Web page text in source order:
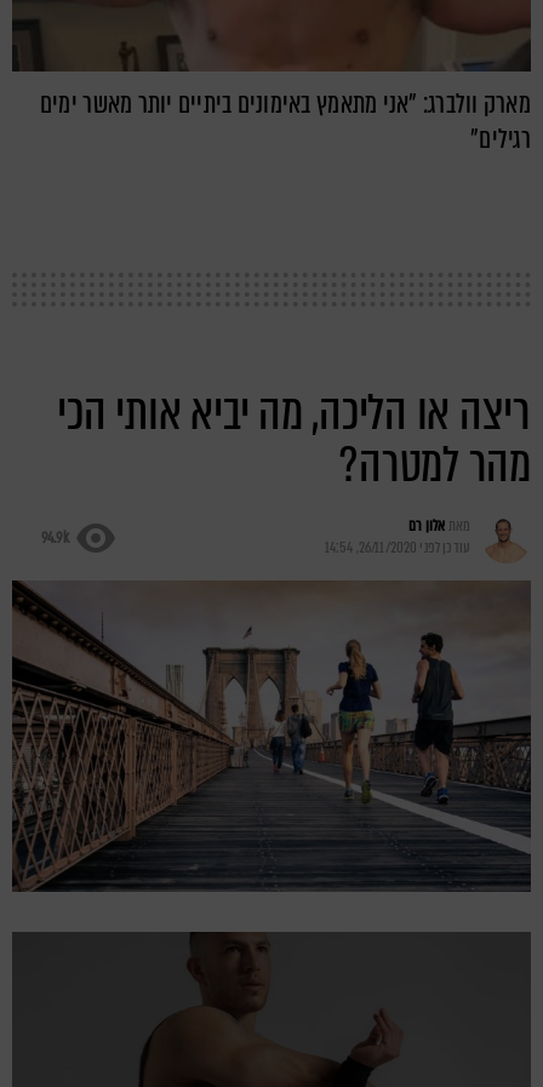
מארק וולברג: "אני מתאמץ באימונים ביתיים יותר מאשר ימים
רגילים"
ריצה או הליכה, מה יביא אותי הכי
מהר למטרה?
מאתאלון רם
עודכן לפני 26/11/2020, 14:54
94.9k